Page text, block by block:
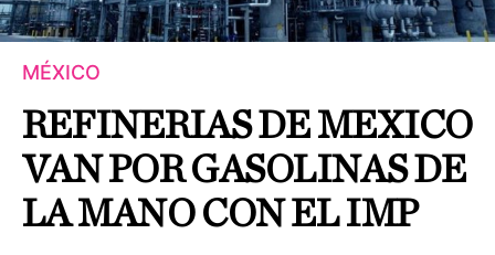
MÉXICO
REFINERIAS DE MEXICO
VAN POR GASOLINAS DE
LA MANO CON EL IMP